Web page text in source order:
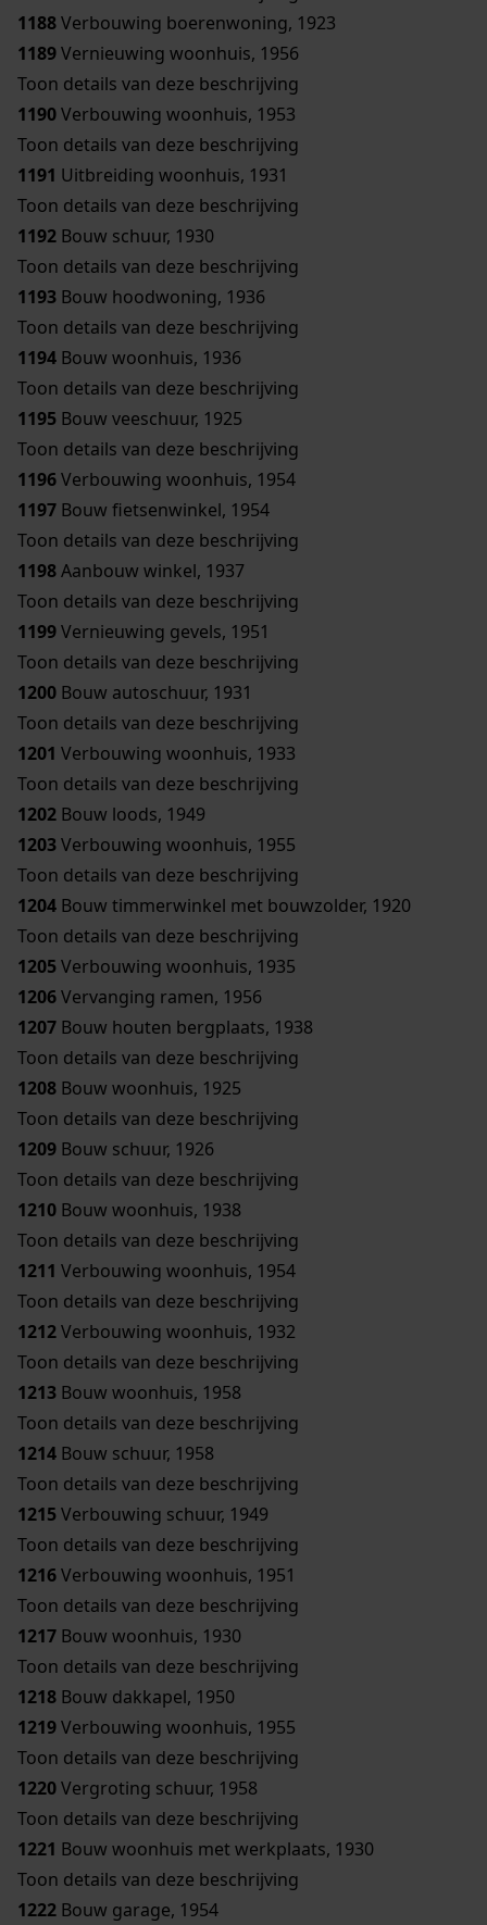
1188Verbouwing boerenwoning, 1923
1189Vernieuwing woonhuis, 1956
Toon details van deze beschrijving
1190Verbouwing woonhuis, 1953
Toon details van deze beschrijving
1191 Uitbreiding woonhuis, 1931
Toon details van deze beschrijving
1192 Bouw schuur, 1930
Toon details van deze beschrijving
1193 Bouw hoodwoning, 1936
Toon details van deze beschrijving
1194 Bouw woonhuis, 1936
Toon details van deze beschrijving
1195 Bouw veeschuur, 1925
Toon details van deze beschrijving
1196Verbouwing woonhuis, 1954
1197 Bouw fietsenwinkel, 1954
Toon details van deze beschrijving
1198Aanbouw winkel, 1937
Toon details van deze beschrijving
1199Vernieuwing gevels, 1951
Toon details van deze beschrijving
1200 Bouw autoschuur, 1931
Toon details van deze beschrijving
1201 Verbouwing woonhuis, 1933
Toon details van deze beschrijving
1202 Bouw loods, 1949
1203Verbouwing woonhuis, 1955
Toon details van deze beschrijving
1204 Bouw timmerwinkel met bouwzolder, 1920
Toon details van deze beschrijving
1205Verbouwing woonhuis, 1935
1206Vervanging ramen, 1956
1207 Bouw houten bergplaats, 1938
Toon details van deze beschrijving
1208 Bouw woonhuis, 1925
Toon details van deze beschrijving
1209 Bouw schuur, 1926
Toon details van deze beschrijving
1210 Bouw woonhuis, 1938
Toon details van deze beschrijving
1211 Verbouwing woonhuis, 1954
Toon details van deze beschrijving
1212Verbouwing woonhuis, 1932
Toon details van deze beschrijving
1213 Bouw woonhuis, 1958
Toon details van deze beschrijving
1214 Bouw schuur, 1958
Toon details van deze beschrijving
1215Verbouwing schuur, 1949
Toon details van deze beschrijving
1216Verbouwing woonhuis, 1951
Toon details van deze beschrijving
1217 Bouw woonhuis, 1930
Toon details van deze beschrijving
1218 Bouw dakkapel, 1950
1219Verbouwing woonhuis, 1955
Toon details van deze beschrijving
1220Vergroting schuur, 1958
Toon details van deze beschrijving
1221 Bouw woonhuis met werkplaats, 1930
Toon details van deze beschrijving
1222 Bouw garage, 1954